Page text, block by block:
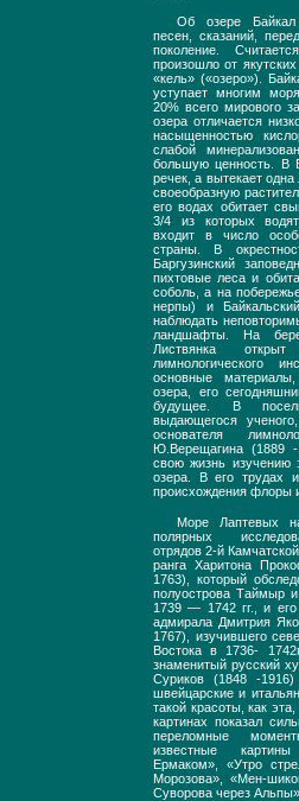
Об озере Байкал
песен, сказаний,
поколение.
произошло от
«кель» («озеро»).
уступает многим
20% всего мирового
озера отличается
насыщенностью
слабой
большую ценность. В
речек, а вытекает
своеобразную
его водах обитает
3/4 из которых
входит в число
страны. В
Баргузинский
пихтовые леса и
соболь, а на
нерпы) и
наблюдать
ландшафты. На
Листвянка
лимнологического
основные
озера, его
будущее. В
выдающегося
основателя
Ю.Верещагина (1889
свою жизнь изучению
озера. В его трудах
происхождения флоры
Море Лаптевых
полярных
отрядов 2-й
ранга Харитона
1763), который
полуострова Таймыр
1739 — 1742 гг., и
адмирала Дмитрия
1767), изучившего
Востока в 1736-
знаменитый русский
Суриков (1848 -
швейцарские и
такой красоты, как
картинах показал
переломные
известные
Ермаком», «Утро
Морозова», «Мен-
Суворова через